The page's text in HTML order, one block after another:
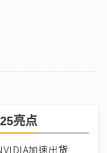
亮点
加速出货